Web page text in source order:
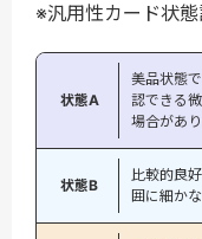
※汎用性カード状
状態A
美品状態
認できる
場合があり
状態B
比較的良
囲に細か